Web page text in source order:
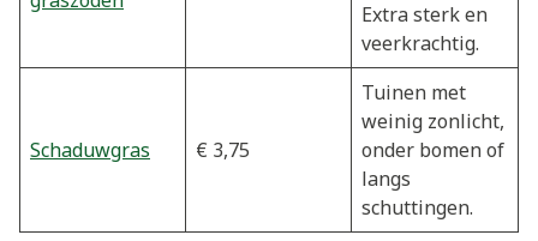
Extra sterk en
veerkrachtig.
Schaduwgras € 3,75
Tuinen met
weinig zonlicht,
onder bomen of
langs
schuttingen.